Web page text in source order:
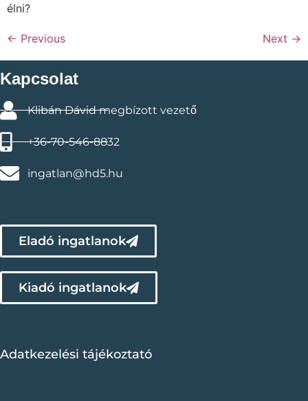
élni?
← Previous Next →
Kapcsolat
Klibán Dávid megbízott vezető
+36-70-546-8832
ingatlan@hd5.hu
Eladó ingatlanok
Kiadó ingatlanok
Adatkezelési tájékoztató